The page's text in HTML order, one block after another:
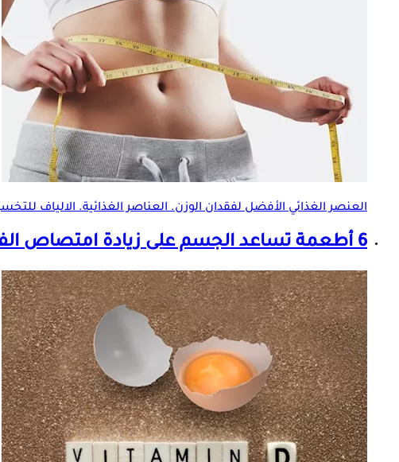
العنصر الغذائي الأفضل لفقدان الوزن.العناصر الغذائية. الالياف
6 أطعمة تساعد الجسم على زيادة امتصاص الفيتامين د